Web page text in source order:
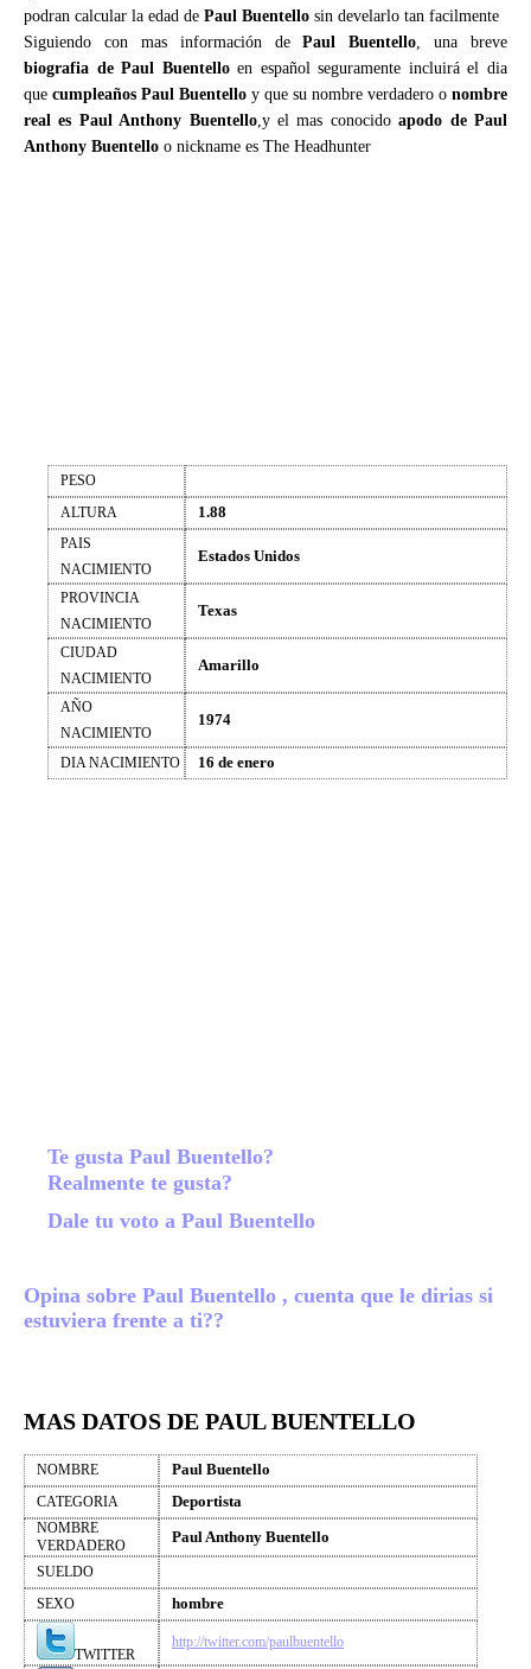
podran calcular la edad de Paul Buentello sin develarlo tan facilmente
Siguiendo con mas información dePaul Buentello, una breve
biografia de Paul Buentelloen español seguramente incluirá el dia
que cumpleaños Paul Buentello y que su nombre verdadero o nombre
real es Paul Anthony Buentello,y el mas conocidoapodo de Paul
Anthony Buentello o nickname es The Headhunter
PESO
ALTURA
1.88
PAIS
NACIMIENTO
Estados Unidos
PROVINCIA
NACIMIENTO
Texas
CIUDAD
NACIMIENTO
Amarillo
AÑO
NACIMIENTO
1974
DIA NACIMIENTO 16 de enero
Te gusta Paul Buentello?
Realmente te gusta?
Dale tu voto a Paul Buentello
Opina sobre Paul Buentello , cuenta que le dirias si
estuviera frente a ti??
MAS DATOS DE PAUL BUENTELLO
NOMBRE Paul Buentello
CATEGORIA Deportista
NOMBRE
VERDADERO
Paul Anthony Buentello
SUELDO
SEXO
hombre
TWITTER
http://twitter.com/paulbuentello